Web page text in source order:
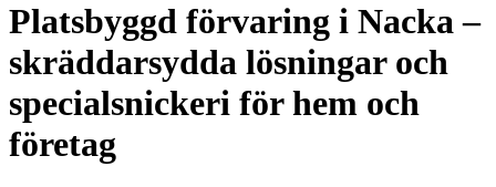
Platsbyggd förvaring i Nacka –
skräddarsydda lösningar och
specialsnickeri för hem och
företag